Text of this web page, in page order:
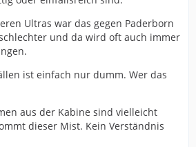
Ultras war das gegen Paderborn
und da wird oft auch immer
ist einfach nur dumm. Wer das
aus der Kabine sind vielleicht
dieser Mist. Kein Verständnis